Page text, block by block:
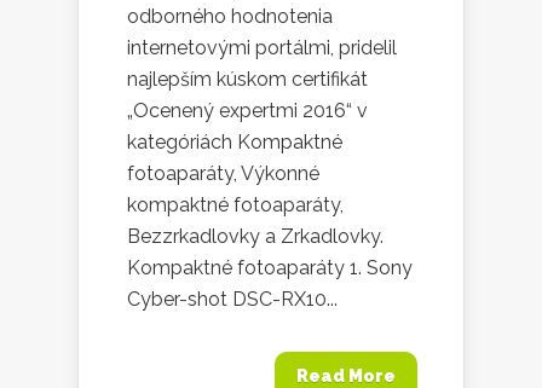
odborného hodnotenia
internetovými portálmi, pridelil
najlepším kúskom certifikát
„Ocenený expertmi 2016“ v
kategóriách Kompaktné
fotoaparáty, Výkonné
kompaktné fotoaparáty,
Bezzrkadlovky a Zrkadlovky.
Kompaktné fotoaparáty 1. Sony
Cyber-shot DSC-RX10...
Read More